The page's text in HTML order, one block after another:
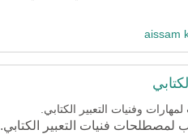
aissam
وفنيات التعبير الكتابي.
لمصطلحات فنيات التعبير الكتابي.